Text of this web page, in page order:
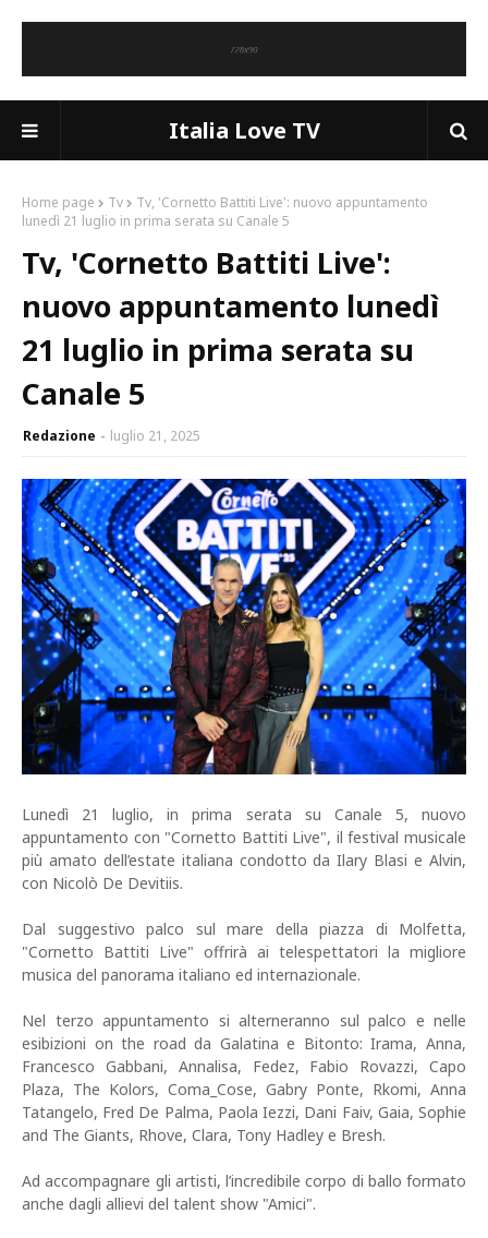
Italia Love TV
Home page Tv
Tv, 'Cornetto Battiti Live': nuovo appuntamento
lunedì 21 luglio in prima serata su Canale 5
Tv, 'Cornetto Battiti Live':
nuovo appuntamento lunedì
21 luglio in prima serata su
Canale 5
Redazione luglio 21, 2025
Lunedì 21 luglio, in prima serata su Canale 5, nuovo
appuntamento con "Cornetto Battiti Live", il festival musicale
più amato dell’estate italiana condotto da Ilary Blasi e Alvin,
con Nicolò De Devitiis.
Dal suggestivo palco sul mare della piazza di Molfetta,
"Cornetto Battiti Live" offrirà ai telespettatori la migliore
musica del panorama italiano ed internazionale.
Nel terzo appuntamento si alterneranno sul palco e nelle
esibizioni on the road da Galatina e Bitonto: Irama, Anna,
Francesco Gabbani, Annalisa, Fedez, Fabio Rovazzi, Capo
Plaza, The Kolors, Coma_Cose, Gabry Ponte, Rkomi, Anna
Tatangelo, Fred De Palma, Paola Iezzi, Dani Faiv, Gaia, Sophie
and The Giants, Rhove, Clara, Tony Hadley e Bresh.
Ad accompagnare gli artisti, l’incredibile corpo di ballo formato
anche dagli allievi del talent show "Amici".